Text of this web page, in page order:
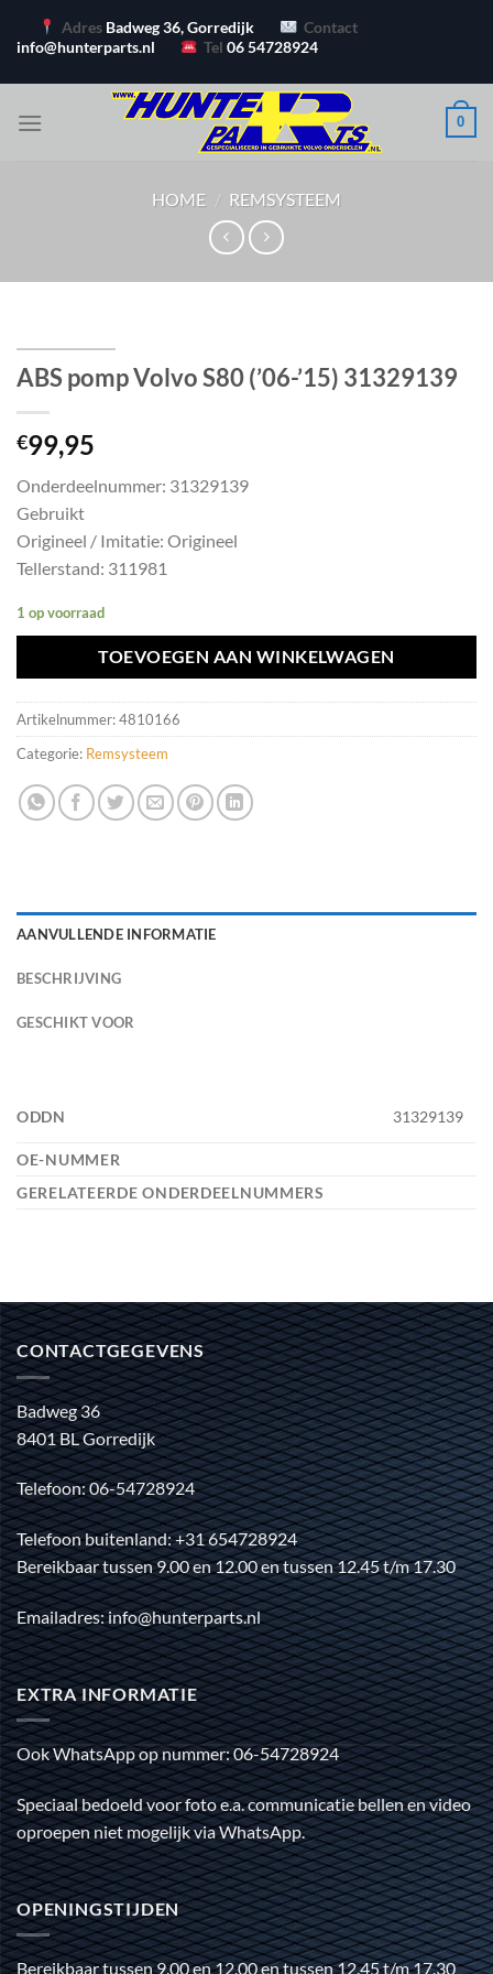
naar
Adres Badweg 36, Gorredijk
Contact
info@hunterparts.nl
Tel06 54728924
0
HOME / REMSYSTEEM
ABS pomp Volvo S80 (’06-’15) 31329139
€99,95
Onderdeelnummer: 31329139
Gebruikt
Origineel / Imitatie: Origineel
Tellerstand: 311981
1 op voorraad
TOEVOEGEN AAN WINKELWAGEN
Artikelnummer:4810166
Categorie: Remsysteem
AANVULLENDE INFORMATIE
BESCHRIJVING
GESCHIKT VOOR
ODDN 31329139
OE-NUMMER
GERELATEERDE ONDERDEELNUMMERS
CONTACTGEGEVENS
Badweg 36
8401 BL Gorredijk
Telefoon: 06-54728924
Telefoon buitenland: +31 654728924
Bereikbaar tussen 9.00 en 12.00 en tussen 12.45 t/m 17.30
Emailadres: info@hunterparts.nl
EXTRA INFORMATIE
Ook WhatsApp op nummer: 06-54728924
Speciaal bedoeld voor foto e.a. communicatie bellen en video
oproepen niet mogelijk via WhatsApp.
OPENINGSTIJDEN
Bereikbaar tussen 9.00 en 12.00 en tussen 12.45 t/m 17.30